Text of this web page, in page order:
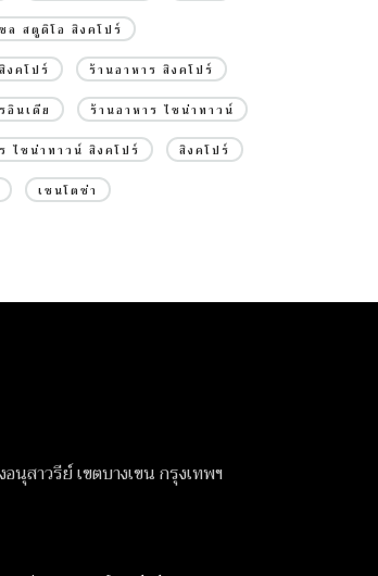
ล สตูดิโอ สิงคโปร์
งคโปร์ ร้านอาหาร สิงคโปร์
อินเดีย ร้านอาหาร ไชน่าทาวน์
ไชน่าทาวน์ สิงคโปร์ สิงคโปร์
เซนโตซ่า
นุสาวรีย์ เขตบางเขน กรุงเทพฯ